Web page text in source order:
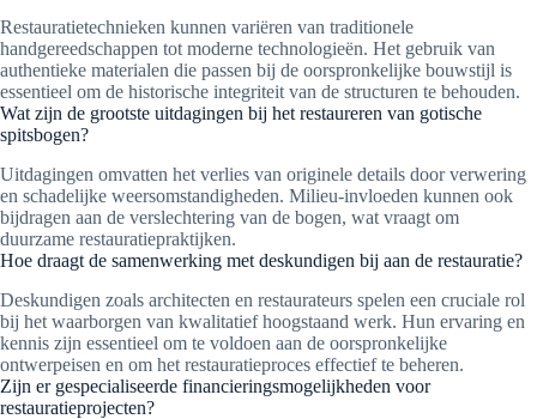
Restauratietechnieken kunnen variëren van traditionele
handgereedschappen tot moderne technologieën. Het gebruik van
authentieke materialen die passen bij de oorspronkelijke bouwstijl is
essentieel om de historische integriteit van de structuren te behouden.
Wat zijn de grootste uitdagingen bij het restaureren van gotische
spitsbogen?
Uitdagingen omvatten het verlies van originele details door verwering
en schadelijke weersomstandigheden. Milieu-invloeden kunnen ook
bijdragen aan de verslechtering van de bogen, wat vraagt om
duurzame restauratiepraktijken.
Hoe draagt de samenwerking met deskundigen bij aan de restauratie?
Deskundigen zoals architecten en restaurateurs spelen een cruciale rol
bij het waarborgen van kwalitatief hoogstaand werk. Hun ervaring en
kennis zijn essentieel om te voldoen aan de oorspronkelijke
ontwerpeisen en om het restauratieproces effectief te beheren.
Zijn er gespecialiseerde financieringsmogelijkheden voor
restauratieprojecten?